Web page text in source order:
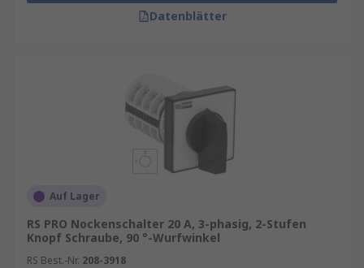
Datenblätter
Auf Lager
RS PRO Nockenschalter 20 A, 3-phasig, 2-Stufen
Knopf Schraube, 90 °-Wurfwinkel
RS Best.-Nr. 208-3918